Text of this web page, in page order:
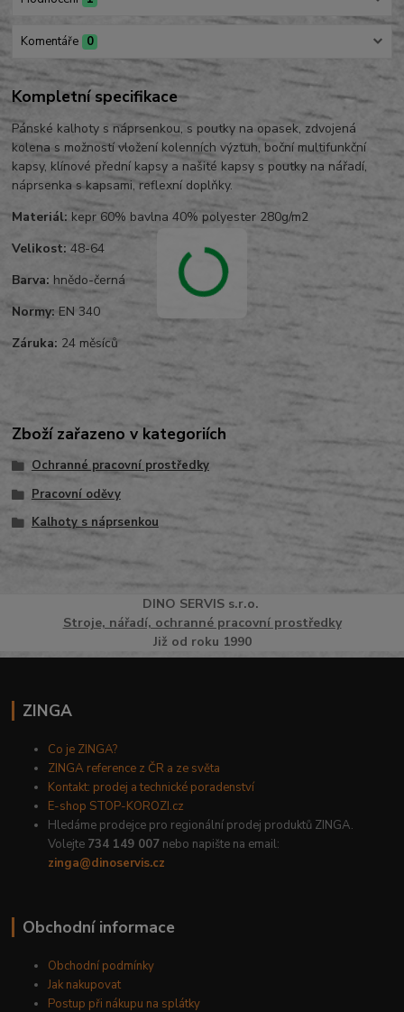
Komentáře 0
Kompletní specifikace
Pánské kalhoty s náprsenkou, s poutky na opasek, zdvojená
kolena s možností vložení kolenních výztuh, boční multifunkční
kapsy, klínové přední kapsy a našité kapsy s poutky na nářadí,
náprsenka s kapsami, reflexní doplňky.
Materiál: kepr 60% bavlna 40% polyester 280g/m2
Velikost: 48-64
Barva: hnědo-černá
Normy: EN 340
Záruka: 24 měsíců
Zboží zařazeno v kategoriích
Ochranné pracovní prostředky
Pracovní oděvy
Kalhoty s náprsenkou
DINO SERVISs.r.o.
Stroje, nářadí, ochranné pracovní prostředky
Již od roku 1990
ZINGA
Co je ZINGA?
ZINGA reference z ČR a ze světa
Kontakt: prodej a technické poradenství
E-shop STOP-KOROZI.cz
Hledáme prodejce pro regionální prodej produktů ZINGA.
Volejte 734 149 007 nebo napište na email:
zinga@dinoservis.cz
Obchodní informace
Obchodní podmínky
Jak nakupovat
Postup při nákupu na splátky